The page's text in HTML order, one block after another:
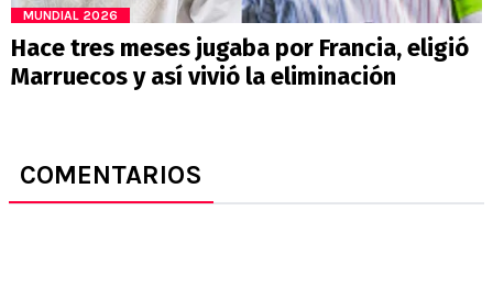
MUNDIAL 2026
Hace tres meses jugaba por Francia, eligió
Marruecos y así vivió la eliminación
COMENTARIOS